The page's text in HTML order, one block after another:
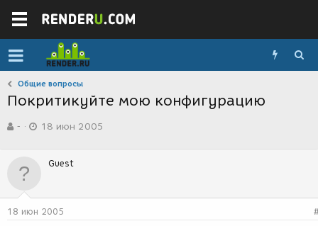
Общие вопросы
Покритикуйте мою конфигурацию
в
р
м
-
а
д
18 июн 2005
Guest
18 июн 2005